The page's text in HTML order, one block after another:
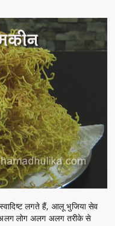
लगते हैं, आलू भुजिया सेव
लोग अलग अलग तरीके से